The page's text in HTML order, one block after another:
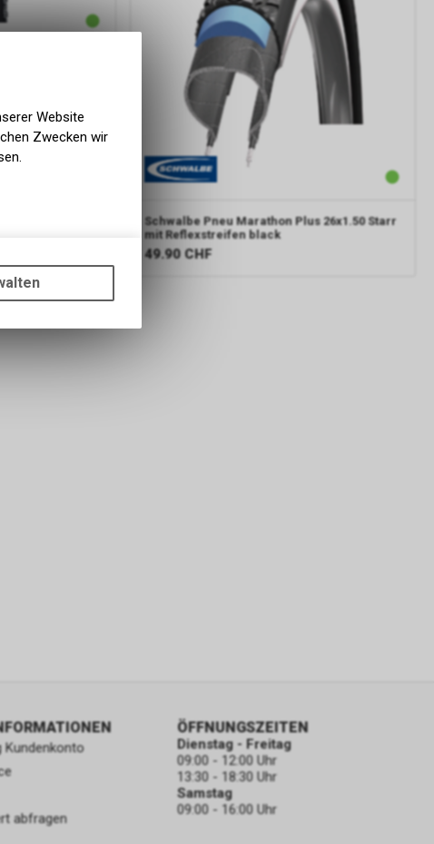
27.5x2.35
Schwalbe Pneu Marathon Plus 26x1.50 Starr
mit Reflexstreifen black
49.90 CHF
Kundenkonto
abfragen
ÖFFNUNGSZEITEN
Dienstag - Freitag
09:00 - 12:00 Uhr
13:30 - 18:30 Uhr
Samstag
09:00 - 16:00 Uhr
Website
Zwecken wir
wie die
dass die